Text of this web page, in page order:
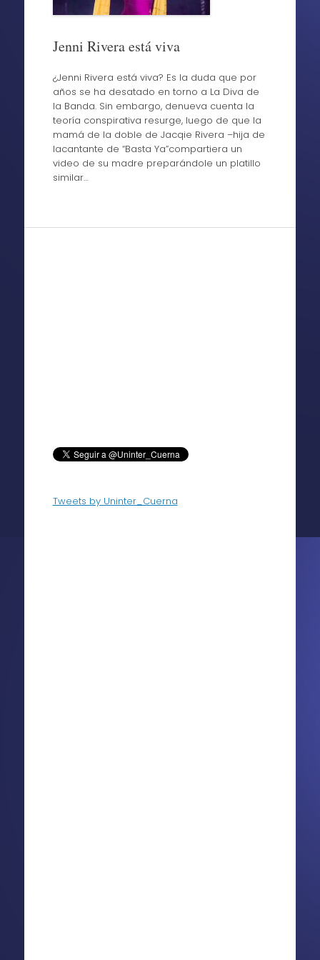
Jenni Rivera está viva
¿Jenni Rivera está viva? Es la duda que por
años se ha desatado en torno a La Diva de
la Banda. Sin embargo, denueva cuenta la
teoría conspirativa resurge, luego de que la
mamá de la doble de Jacqie Rivera –hija de
lacantante de “Basta Ya”compartiera un
video de su madre preparándole un platillo
similar…
Tweets by Uninter_Cuerna